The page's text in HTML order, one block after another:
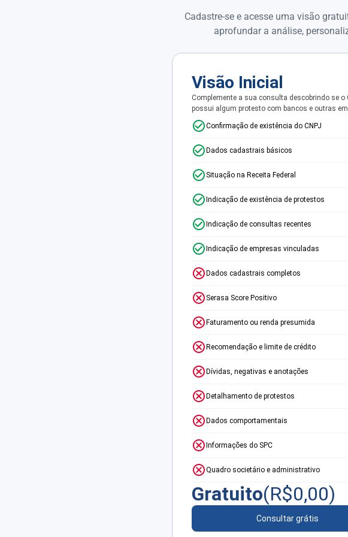
Cadastre-se e acesse uma visão
aprofundar a análise,
Visão Inicial
Complemente a sua consulta descobrindo se o
possui algum protesto com bancos e outras
Confirmação de existência do CNPJ
Dados cadastrais básicos
Situação na Receita Federal
Indicação de existência de protestos
Indicação de consultas recentes
Indicação de empresas vinculadas
Dados cadastrais completos
Serasa Score Positivo
Faturamento ou renda presumida
Recomendação e limite de crédito
Dívidas, negativas e anotações
Detalhamento de protestos
Dados comportamentais
Informações do SPC
Quadro societário e administrativo
Gratuito(R$0,00)
Consultar grátis